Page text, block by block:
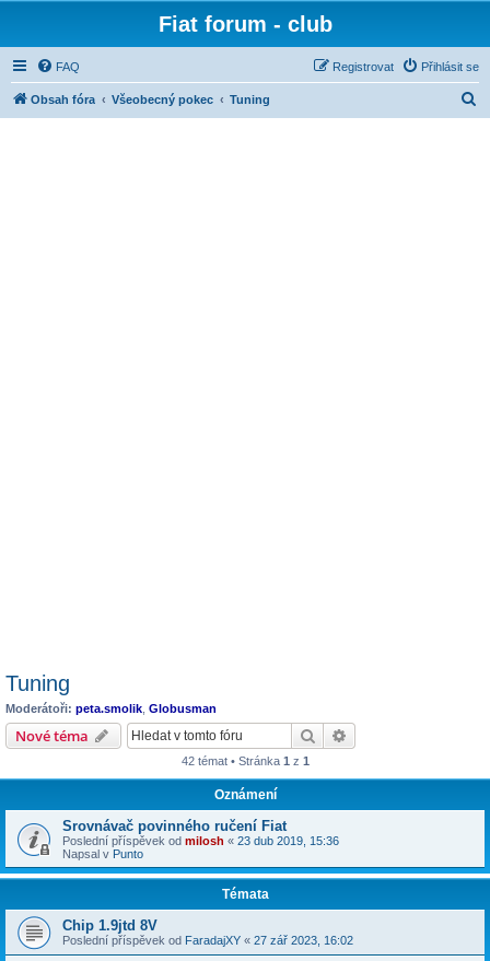
Fiat forum - club
FAQ Přihlásit se
Registrovat
Obsah fóra Všeobecný pokec Tuning
Tuning
Moderátoři: peta.smolik Globusman
Nové téma Hledat
42 témat • Stránka 1 z 1
Oznámení
Srovnávač povinného ručení Fiat
Poslední příspěvek od milosh « 23 dub 2019, 15:36
Napsal v Punto
Témata
Chip 1.9jtd 8V
Poslední příspěvek od FaradajXY « 27 zář 2023, 16:02